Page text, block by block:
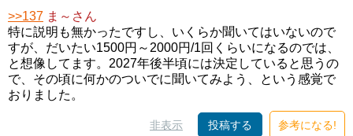
>>137 ま～さん
特に説明も無かったですし、いくらか聞いてはいないので
すが、だいたい1500円～2000円/1回くらいになるのでは、
と想像してます。2027年後半頃には決定していると思うの
で、その頃に何かのついでに聞いてみよう、という感覚で
おりました。
非表示 投稿する 参考になる!